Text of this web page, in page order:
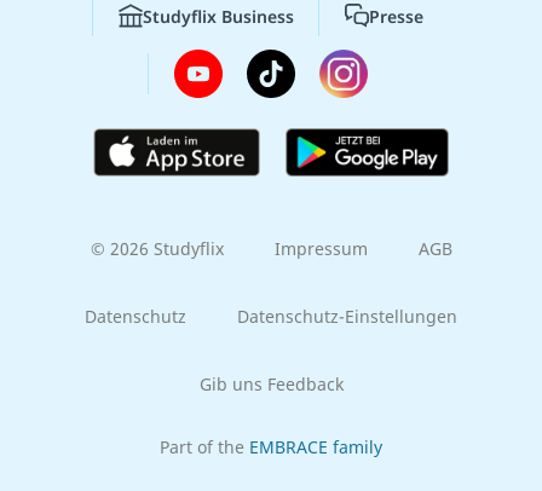
Studyflix Business Presse
© 2026 Studyflix Impressum AGB
Datenschutz Datenschutz-Einstellungen
Gib uns Feedback
Part of the EMBRACE family